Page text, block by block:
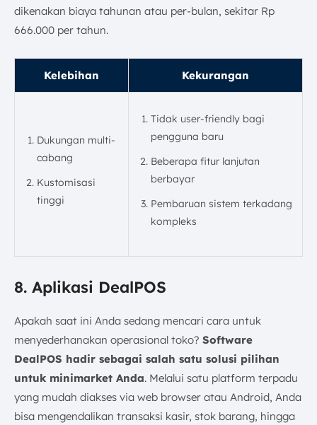
dikenakan biaya tahunan atau per-bulan, sekitar Rp
666.000 per tahun.
Kelebihan Kekurangan
Dukungan multi-
cabang
Kustomisasi
tinggi
Tidak user-friendly bagi
pengguna baru
Beberapa fitur lanjutan
berbayar
Pembaruan sistem terkadang
kompleks
8. Aplikasi DealPOS
Apakah saat ini Anda sedang mencari cara untuk
menyederhanakan operasional toko? Software
DealPOS hadir sebagai salah satu solusi pilihan
untuk minimarket Anda. Melalui satu platform terpadu
yang mudah diakses via web browser atau Android, Anda
bisa mengendalikan transaksi kasir, stok barang, hingga